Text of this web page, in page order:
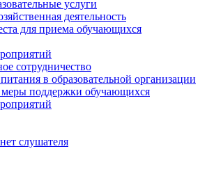
услуги
деятельность
для приема обучающихся
сотрудничество
в образовательной организации
поддержки обучающихся
слушателя